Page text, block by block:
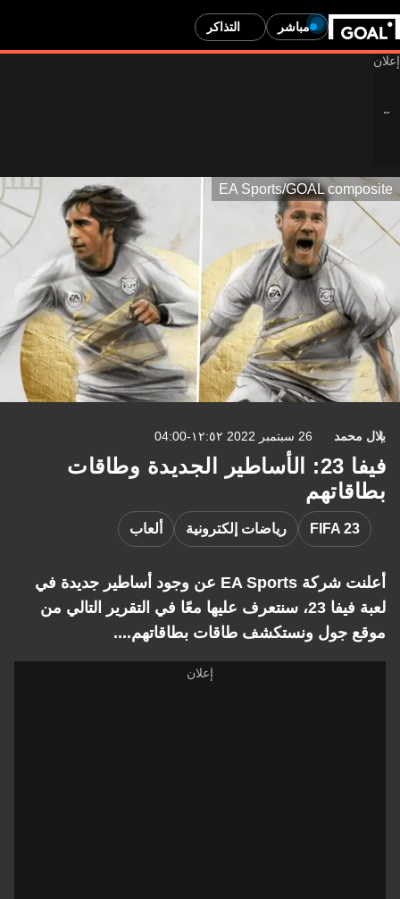
مباشر التذاكر
EA Sports/GOAL
26 سبتمبر 2022 ١٢:٥٢-04:00
فيفا 23: الأساطير الجديدة وطاقات
FIFA 23 رياضات إلكترونية ألعاب
أعلنت شركة EA Sports عن وجود أساطير جديدة في
لعبة فيفا 23، سنتعرف عليها معًا في التقرير التالي من
جول ونستكشف طاقات بطاقاتهم....